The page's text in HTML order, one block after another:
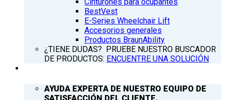
Cinturones para ocupantes
BestVest
E-Series Wheelchair Lift
Accesorios generales
Productos BraunAbility
¿TIENE DUDAS? PRUEBE NUESTRO BUSCADOR
DE PRODUCTOS: ENCUENTRE UNA SOLUCIÓN
AYUDA EXPERTA DE NUESTRO EQUIPO DE
SATISFACCIÓN DEL CLIENTE.